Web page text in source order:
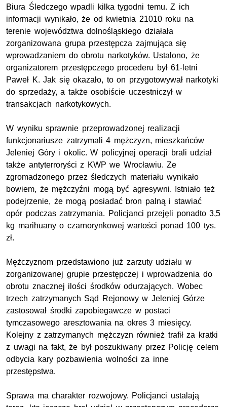
Biura Śledczego wpadli kilka tygodni temu. Z ich
informacji wynikało, że od kwietnia 21010 roku na
terenie województwa dolnośląskiego działała
zorganizowana grupa przestępcza zajmująca się
wprowadzaniem do obrotu narkotyków. Ustalono, że
organizatorem przestępczego procederu był 61-letni
Paweł K. Jak się okazało, to on przygotowywał narkotyki
do sprzedaży, a także osobiście uczestniczył w
transakcjach narkotykowych.
W wyniku sprawnie przeprowadzonej realizacji
funkcjonariusze zatrzymali 4 mężczyzn, mieszkańców
Jeleniej Góry i okolic. W policyjnej operacji brali udział
także antyterroryści z KWP we Wrocławiu. Ze
zgromadzonego przez śledczych materiału wynikało
bowiem, że mężczyźni mogą być agresywni. Istniało też
podejrzenie, że mogą posiadać bron palną i stawiać
opór podczas zatrzymania. Policjanci przejęli ponadto 3,5
kg marihuany o czarnorynkowej wartości ponad 100 tys.
zł.
Mężczyznom przedstawiono już zarzuty udziału w
zorganizowanej grupie przestępczej i wprowadzenia do
obrotu znacznej ilości środków odurzających. Wobec
trzech zatrzymanych Sąd Rejonowy w Jeleniej Górze
zastosował środki zapobiegawcze w postaci
tymczasowego aresztowania na okres 3 miesięcy.
Kolejny z zatrzymanych mężczyzn również trafił za kratki
z uwagi na fakt, że był poszukiwany przez Policję celem
odbycia kary pozbawienia wolności za inne
przestępstwa.
Sprawa ma charakter rozwojowy. Policjanci ustalają